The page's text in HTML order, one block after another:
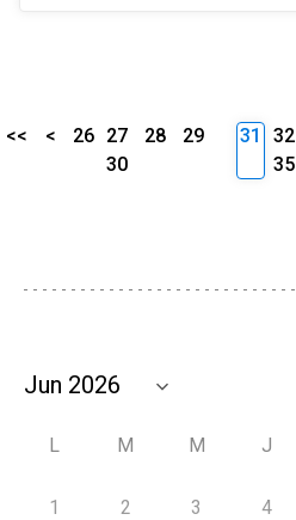
<< < 26 27 28
29
30
31 32
35
L M M J
1 2 3 4